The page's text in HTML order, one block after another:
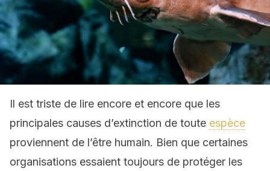
Il est triste de lire encore et encore que les
principales causes d’extinction de toute espèce
proviennent de l’être humain. Bien que certaines
organisations essaient toujours de protéger les